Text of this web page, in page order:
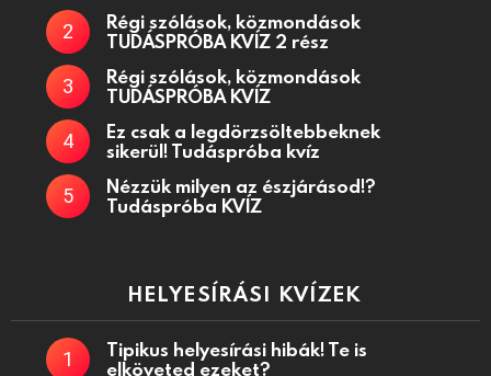
Régi szólások, közmondások
TUDÁSPRÓBA KVÍZ 2 rész
Régi szólások, közmondások
TUDÁSPRÓBA KVÍZ
Ez csak a legdörzsöltebbeknek
sikerül! Tudáspróba kvíz
Nézzük milyen az észjárásod!?
Tudáspróba KVÍZ
HELYESÍRÁSI KVÍZEK
Tipikus helyesírási hibák! Te is
elköveted ezeket?